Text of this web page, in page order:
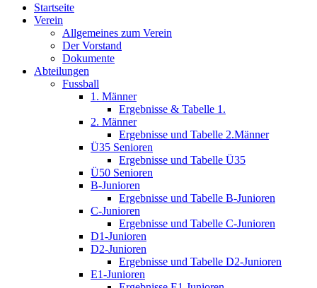
Startseite
Verein
Allgemeines zum Verein
Der Vorstand
Dokumente
Abteilungen
Fussball
1. Männer
Ergebnisse & Tabelle 1.
2. Männer
Ergebnisse und Tabelle 2.Männer
Ü35 Senioren
Ergebnisse und Tabelle Ü35
Ü50 Senioren
B-Junioren
Ergebnisse und Tabelle B-Junioren
C-Junioren
Ergebnisse und Tabelle C-Junioren
D1-Junioren
D2-Junioren
Ergebnisse und Tabelle D2-Junioren
E1-Junioren